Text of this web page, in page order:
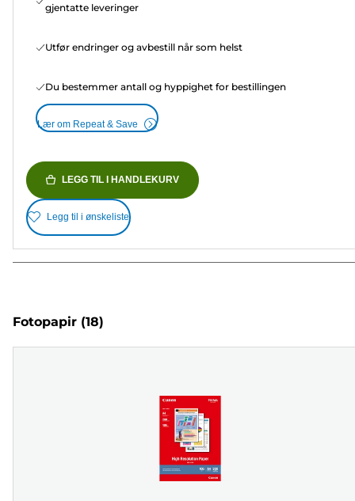
gjentatte leveringer
Utfør endringer og avbestill når som helst
Du bestemmer antall og hyppighet for bestillingen
Lær om Repeat & Save
LEGG TIL I HANDLEKURV
Legg til i ønskeliste
Fotopapir (18)